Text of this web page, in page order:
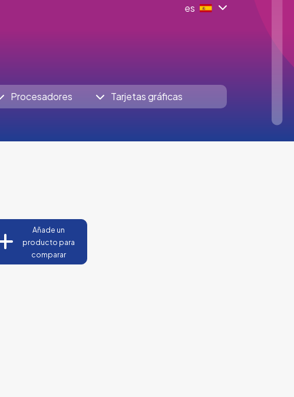
es
Procesadores Tarjetas gráficas
Añade un
producto para
comparar